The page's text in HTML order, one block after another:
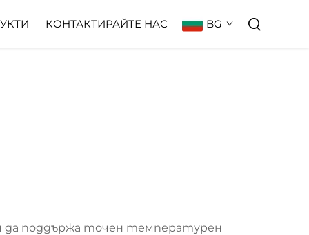
КОНТАКТИРАЙТЕ НАС BG
да поддържа точен температурен